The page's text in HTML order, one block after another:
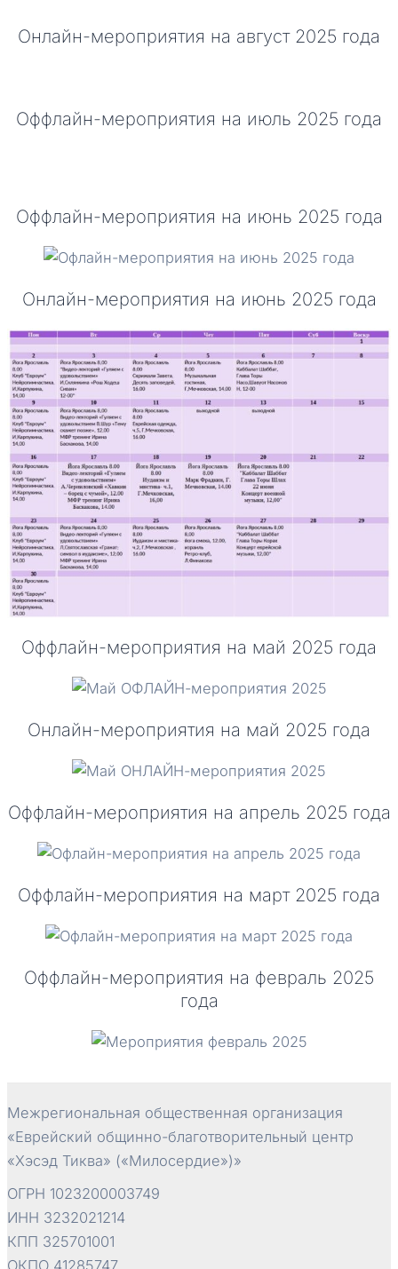
Онлайн-мероприятия на август 2025 года
Оффлайн-мероприятия на июль 2025 года
Оффлайн-мероприятия на июнь 2025 года
Онлайн-мероприятия на июнь 2025 года
Оффлайн-мероприятия на май 2025 года
Онлайн-мероприятия на май 2025 года
Оффлайн-мероприятия на апрель 2025 года
Оффлайн-мероприятия на март 2025 года
Оффлайн-мероприятия на февраль 2025
года
Межрегиональная общественная организация
«Еврейский общинно-благотворительный центр
«Хэсэд Тиква» («Милосердие»)»
ОГРН 1023200003749
ИНН 3232021214
КПП 325701001